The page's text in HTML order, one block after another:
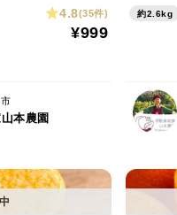
く含むとても地力の高い
とが可能になりました。
ルを活用し、果樹に栄養
4.8(35件)
¥999
本農園
約2.6kg